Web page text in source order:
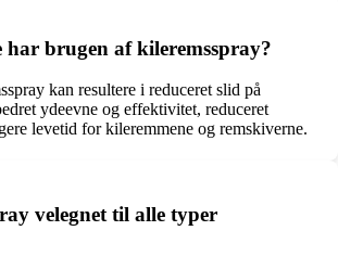
brugen af kileremsspray?
kan resultere i reduceret slid på
ydeevne og effektivitet, reduceret
levetid for kileremmene og remskiverne.
velegnet til alle typer